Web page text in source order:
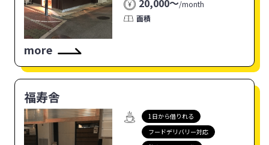
20,000〜/month
面積
more
福寿舎
1日から借りれる
フードデリバリー対応